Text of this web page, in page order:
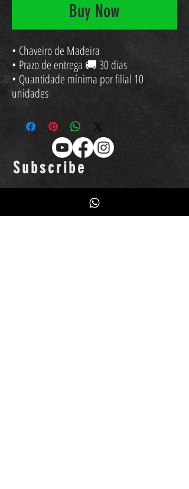
Buy Now
• Chaveiro de Madeira
• ⁠Prazo de entrega 🚚 30 dias
• ⁠Quantidade mínima por filial 10
unidades
Subscribe
Fique por dentro das novidades
Quero receber emails, promoções de